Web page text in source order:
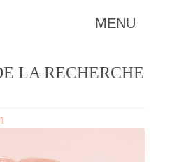
MENU
LA RECHERCHE